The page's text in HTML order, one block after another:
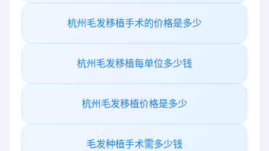
杭州毛发移植手术的价格是多少
杭州毛发移植每单位多少钱
杭州毛发移植价格是多少
毛发种植手术需多少钱